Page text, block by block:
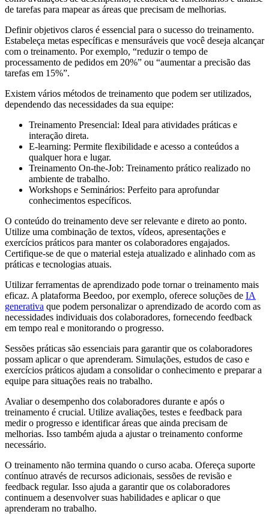
de tarefas para mapear as áreas que precisam de melhorias.
Definir objetivos claros é essencial para o sucesso do treinamento.
Estabeleça metas específicas e mensuráveis que você deseja alcançar
com o treinamento. Por exemplo, “reduzir o tempo de
processamento de pedidos em 20%” ou “aumentar a precisão das
tarefas em 15%”.
Existem vários métodos de treinamento que podem ser utilizados,
dependendo das necessidades da sua equipe:
Treinamento Presencial: Ideal para atividades práticas e
interação direta.
E-learning: Permite flexibilidade e acesso a conteúdos a
qualquer hora e lugar.
Treinamento On-the-Job: Treinamento prático realizado no
ambiente de trabalho.
Workshops e Seminários: Perfeito para aprofundar
conhecimentos específicos.
O conteúdo do treinamento deve ser relevante e direto ao ponto.
Utilize uma combinação de textos, vídeos, apresentações e
exercícios práticos para manter os colaboradores engajados.
Certifique-se de que o material esteja atualizado e alinhado com as
práticas e tecnologias atuais.
Utilizar ferramentas de aprendizado pode tornar o treinamento mais
eficaz. A plataforma Beedoo, por exemplo, oferece soluções de IA
generativa que podem personalizar o aprendizado de acordo com as
necessidades individuais dos colaboradores, fornecendo feedback
em tempo real e monitorando o progresso.
Sessões práticas são essenciais para garantir que os colaboradores
possam aplicar o que aprenderam. Simulações, estudos de caso e
exercícios práticos ajudam a consolidar o conhecimento e preparar a
equipe para situações reais no trabalho.
Avaliar o desempenho dos colaboradores durante e após o
treinamento é crucial. Utilize avaliações, testes e feedback para
medir o progresso e identificar áreas que ainda precisam de
melhorias. Isso também ajuda a ajustar o treinamento conforme
necessário.
O treinamento não termina quando o curso acaba. Ofereça suporte
contínuo através de recursos adicionais, sessões de revisão e
feedback regular. Isso ajuda a garantir que os colaboradores
continuem a desenvolver suas habilidades e aplicar o que
aprenderam no trabalho.